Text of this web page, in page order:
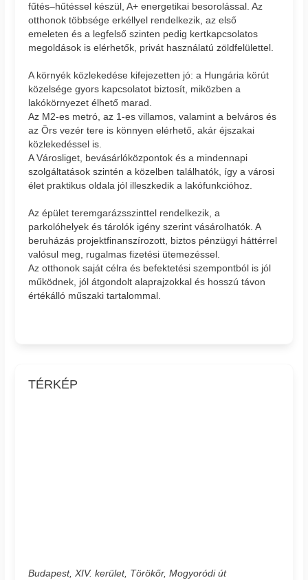
fűtés–hűtéssel készül, A+ energetikai besorolással. Az
otthonok többsége erkéllyel rendelkezik, az első
emeleten és a legfelső szinten pedig kertkapcsolatos
megoldások is elérhetők, privát használatú zöldfelülettel.
A környék közlekedése kifejezetten jó: a Hungária körút
közelsége gyors kapcsolatot biztosít, miközben a
lakókörnyezet élhető marad.
Az M2-es metró, az 1-es villamos, valamint a belváros és
az Örs vezér tere is könnyen elérhető, akár éjszakai
közlekedéssel is.
A Városliget, bevásárlóközpontok és a mindennapi
szolgáltatások szintén a közelben találhatók, így a városi
élet praktikus oldala jól illeszkedik a lakófunkcióhoz.
Az épület teremgarázsszinttel rendelkezik, a
parkolóhelyek és tárolók igény szerint vásárolhatók. A
beruházás projektfinanszírozott, biztos pénzügyi háttérrel
valósul meg, rugalmas fizetési ütemezéssel.
Az otthonok saját célra és befektetési szempontból is jól
működnek, jól átgondolt alaprajzokkal és hosszú távon
értékálló műszaki tartalommal.
TÉRKÉP
Budapest, XIV. kerület, Törökőr, Mogyoródi út